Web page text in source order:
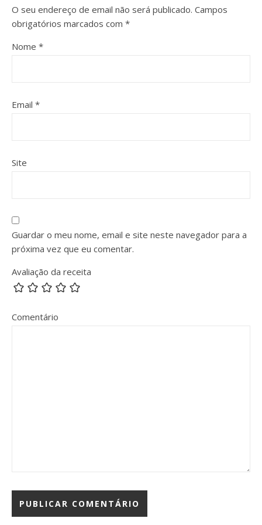
O seu endereço de email não será publicado. Campos
obrigatórios marcados com *
Nome *
Email *
Site
Guardar o meu nome, email e site neste navegador para a
próxima vez que eu comentar.
Avaliação da receita
Comentário